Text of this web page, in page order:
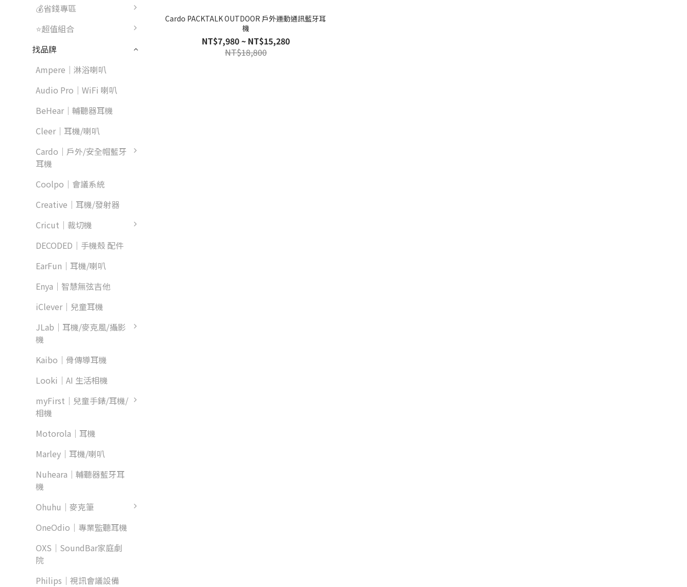
💰省錢專區
⭐超值組合
找品牌
Ampere｜淋浴喇叭
Audio Pro｜WiFi 喇叭
BeHear｜輔聽器耳機
Cleer｜耳機/喇叭
Cardo｜戶外/安全帽藍牙
耳機
Coolpo｜會議系統
Creative｜耳機/發射器
Cricut｜裁切機
DECODED｜手機殼 配件
EarFun｜耳機/喇叭
Enya｜智慧無弦吉他
iClever｜兒童耳機
JLab｜耳機/麥克風/攝影
機
Kaibo｜骨傳導耳機
Looki｜AI 生活相機
myFirst｜兒童手錶/耳機/
相機
Motorola｜耳機
Marley｜耳機/喇叭
Nuheara｜輔聽器藍牙耳
機
Ohuhu｜麥克筆
OneOdio｜專業監聽耳機
OXS｜SoundBar家庭劇
院
Philips｜視訊會議設備
Cardo PACKTALK OUTDOOR 戶外運動通訊藍牙耳
機
NT$7,980 ~ NT$15,280
NT$18,800